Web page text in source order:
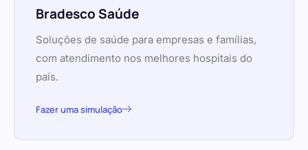
Bradesco Saúde
Soluções de saúde para empresas e famílias,
com atendimento nos melhores hospitais do
país.
Fazer uma simulação